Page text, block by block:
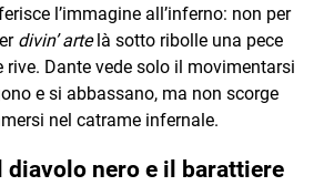
l’immagine all’inferno: non per
divin’ artelà sotto ribolle una pece
rive. Dante vede solo il movimentarsi
e si abbassano, ma non scorge
nel catrame infernale.
diavolo nero e il barattiere